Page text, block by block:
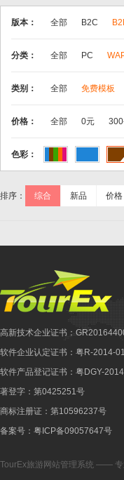
版本： 全部 B2C
分类： 全部 PC
类别： 全部 免费模板
价格： 全部 0元
色彩：
排序： 综合 新品 价格
高新技术企业证书：
软件企业认定证书：粤R-2014-
软件产品登记证书：粤DGY-
著登字：第0425251号
商标注册证：第10596237号
备案号：粤ICP备09057647号
TourEx旅游网站管理系统 —— 专